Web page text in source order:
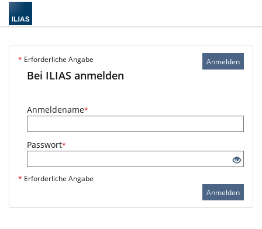
Anmelden
* Erforderliche Angabe
Bei ILIAS anmelden
Anmeldename*
Passwort*
* Erforderliche Angabe
Anmelden